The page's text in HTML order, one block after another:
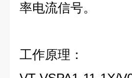
率电流信号。
工作原理：